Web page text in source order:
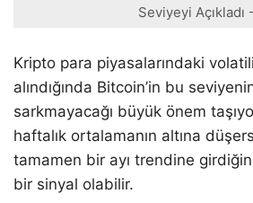
Seviyeyi Açıkladı
Kripto para piyasalarındaki
alındığında Bitcoin’in bu
sarkmayacağı büyük önem
haftalık ortalamanın altına
tamamen bir ayı trendine
bir sinyal olabilir.